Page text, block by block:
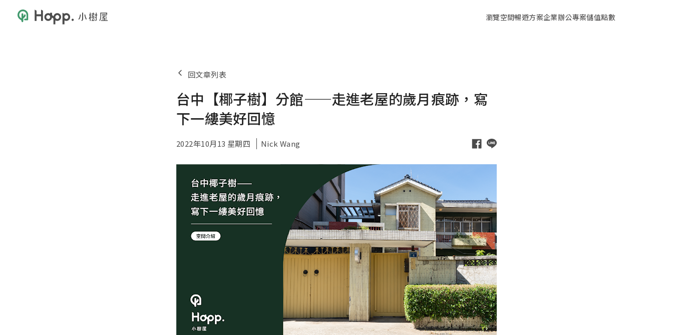
瀏覽空間暢遊方案企業辦公專案儲值點數
回文章列表
台中【椰子樹】分館——走進老屋的歲月痕跡，寫
下一縷美好回憶
2022年10月13 星期四 Nick Wang